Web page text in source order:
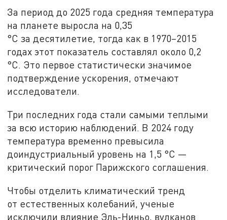
За период до 2025 года средняя температура
на планете выросла на 0,35
°C за десятилетие, тогда как в 1970–2015
годах этот показатель составлял около 0,2
°C. Это первое статистически значимое
подтверждение ускорения, отмечают
исследователи.
Три последних года стали самыми теплыми
за всю историю наблюдений. В 2024 году
температура временно превысила
доиндустриальный уровень на 1,5 °C —
критический порог Парижского соглашения.
Чтобы отделить климатический тренд
от естественных колебаний, ученые
исключили влияние Эль-Ниньо, вулканов